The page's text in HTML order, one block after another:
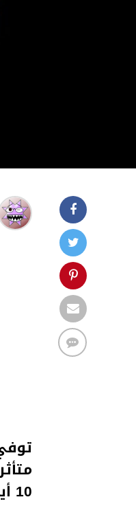
10 أيام من الإقامة بمستشفى الحروق البليغة ببن عروس.